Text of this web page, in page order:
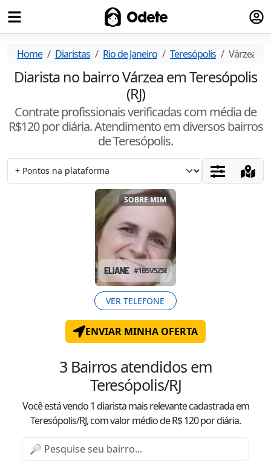
Odete
Home Diaristas Rio de Janeiro Teresópolis Várzea
Diarista no bairro Várzea em Teresópolis
(RJ)
Contrate profissionais verificadas com média de
R$120por diária. Atendimentoem diversos bairros
de Teresópolis.
SOBRE MIM
ELIANE #1B5V5Z58
VER TELEFONE
ENVIAR MINHA OFERTA
3 Bairros atendidos em
Teresópolis/RJ
Você está vendo1 diarista mais relevante cadastrada em
Teresópolis/RJ, com valormédiode R$120por diária.